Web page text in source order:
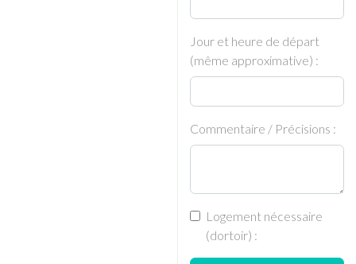
Jour et heure de départ
(même approximative) :
Commentaire / Précisions :
Logement nécessaire
(dortoir) :